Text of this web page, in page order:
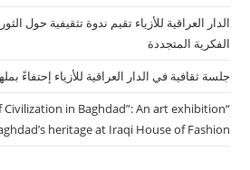
الدار العراقية للأزياء تقيم ندوة تثقيفية حول
الفكرية المتجددة
جلسة ثقافية في الدار العراقية للأزياء إحتفاءً
Civilization in Baghdad”: An art exhibition
heritage at Iraqi House of Fashion